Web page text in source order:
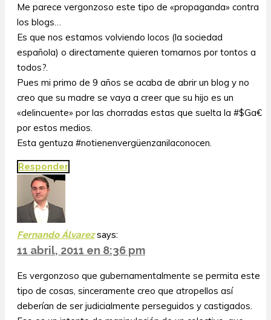
Me parece vergonzoso este tipo de «propaganda» contra
los blogs…
Es que nos estamos volviendo locos (la sociedad
española) o directamente quieren tomarnos por tontos a
todos?.
Pues mi primo de 9 años se acaba de abrir un blog y no
creo que su madre se vaya a creer que su hijo es un
«delincuente» por las chorradas estas que suelta la #$Ga€
por estos medios.
Esta gentuza #notienenvergüenzanilaconocen.
Responder
Fernando Álvarez says:
11 abril, 2011 en 8:36 pm
Es vergonzoso que gubernamentalmente se permita este
tipo de cosas, sinceramente creo que atropellos así
deberían de ser judicialmente perseguidos y castigados.